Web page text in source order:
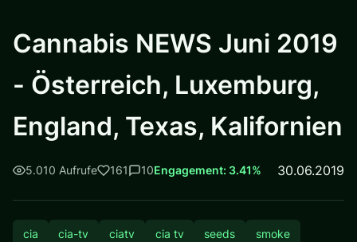
Cannabis NEWS Juni 2019
- Österreich, Luxemburg,
England, Texas, Kalifornien
5.010 Aufrufe 161 10Engagement: 3.41% 30.06.2019
cia cia-tv ciatv cia tv seeds smoke